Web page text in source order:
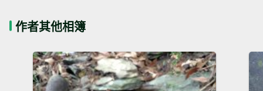
作者其他相簿